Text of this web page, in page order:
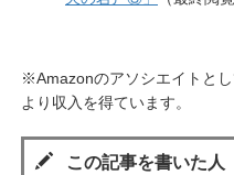
※Amazonのアソシエイトと
より収入を得ています。
この記事を書いた人